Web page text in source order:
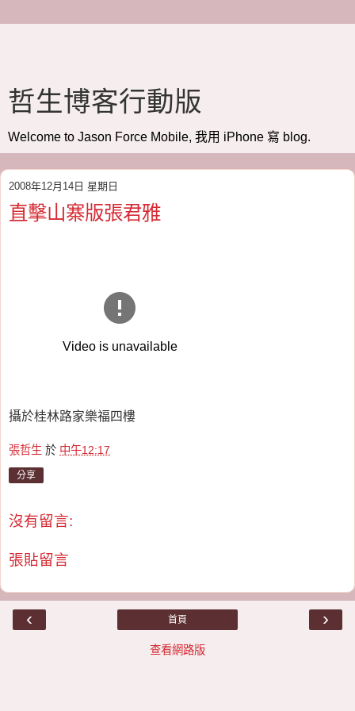
哲生博客行動版
Welcome to Jason Force Mobile, 我用 iPhone 寫 blog.
2008年12月14日 星期日
直擊山寨版張君雅
攝於桂林路家樂福四樓
張哲生 於 中午12:17
分享
沒有留言:
張貼留言
‹ ›
首頁
查看網路版